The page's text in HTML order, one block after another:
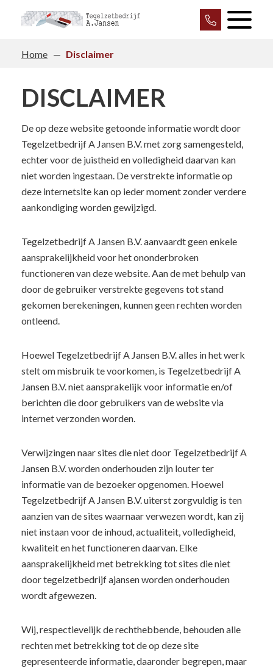
Home — Disclaimer
DISCLAIMER
De op deze website getoonde informatie wordt door
Tegelzetbedrijf A Jansen B.V. met zorg samengesteld,
echter voor de juistheid en volledigheid daarvan kan
niet worden ingestaan. De verstrekte informatie op
deze internetsite kan op ieder moment zonder verdere
aankondiging worden gewijzigd.
Tegelzetbedrijf A Jansen B.V. aanvaardt geen enkele
aansprakelijkheid voor het ononderbroken
functioneren van deze website. Aan de met behulp van
door de gebruiker verstrekte gegevens tot stand
gekomen berekeningen, kunnen geen rechten worden
ontleend.
Hoewel Tegelzetbedrijf A Jansen B.V. alles in het werk
stelt om misbruik te voorkomen, is Tegelzetbedrijf A
Jansen B.V. niet aansprakelijk voor informatie en/of
berichten die door gebruikers van de website via
internet verzonden worden.
Verwijzingen naar sites die niet door Tegelzetbedrijf A
Jansen B.V. worden onderhouden zijn louter ter
informatie van de bezoeker opgenomen. Hoewel
Tegelzetbedrijf A Jansen B.V. uiterst zorgvuldig is ten
aanzien van de sites waarnaar verwezen wordt, kan zij
niet instaan voor de inhoud, actualiteit, volledigheid,
kwaliteit en het functioneren daarvan. Elke
aansprakelijkheid met betrekking tot sites die niet
door tegelzetbedrijf ajansen worden onderhouden
wordt afgewezen.
Wij, respectievelijk de rechthebbende, behouden alle
rechten met betrekking tot de op deze site
gepresenteerde informatie, daaronder begrepen, maar